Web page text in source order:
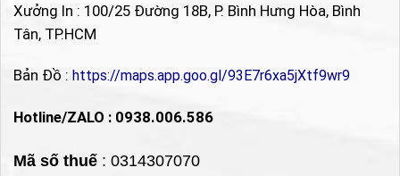
Xưởng In : 100/25 Đường 18B, P. Bình Hưng Hòa, Bình
Tân, TP.HCM
Bản Đồ : https://maps.app.goo.gl/93E7r6xa5jXtf9wr9
Hotline/ZALO : 0938.006.586
Mã số thuế : 0314307070